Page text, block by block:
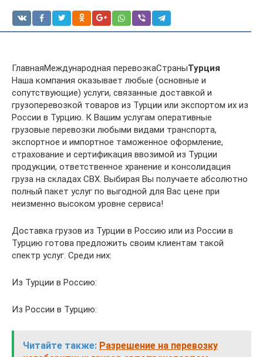
ГлавнаяМеждународная перевозкаСтраныТурция
Наша компания оказывает любые (основные и
сопутствующие) услуги, связанные доставкой и
грузоперевозкой товаров из Турции или экспортом их из
России в Турцию. К Вашим услугам оперативные
грузовые перевозки любыми видами транспорта,
экспортное и импортное таможенное оформление,
страхование и сертификация ввозимой из Турции
продукции, ответственное хранение и консолидация
груза на складах СВХ. Выбирая Вы получаете абсолютно
полный пакет услуг по выгодной для Вас цене при
неизменно высоком уровне сервиса!
Доставка грузов из Турции в Россию или из России в
Турцию готова предложить своим клиентам такой
спектр услуг. Среди них:
Из Турции в Россию:
Из России в Турцию:
Читайте также: Разрешение на перевозку